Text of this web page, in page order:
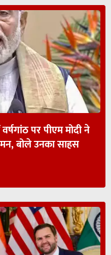
पर पीएम मोदी ने
बोले उनका साहस